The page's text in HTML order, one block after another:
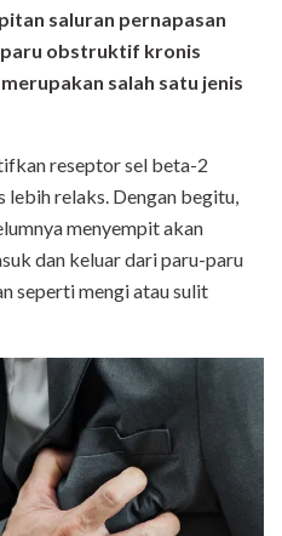
saluran pernapasan
obstruktif kronis
salah satu jenis
reseptor sel beta-2
lebih relaks. Dengan begitu,
menyempit akan
dan keluar dari paru-paru
seperti mengi atau sulit